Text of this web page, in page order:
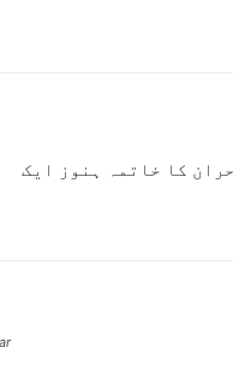
کا خاتمہ ہنوز ایک